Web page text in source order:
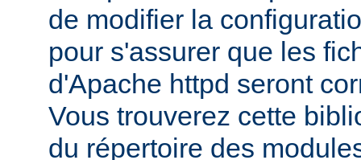
de modifier la
pour s'assurer que les
d'Apache httpd seront
Vous trouverez cette
du répertoire des